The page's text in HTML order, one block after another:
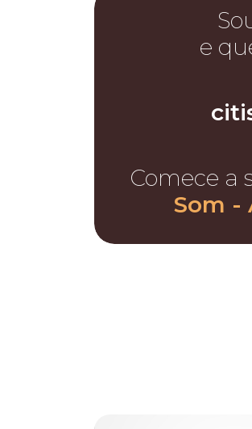
e
Comece a
Som -